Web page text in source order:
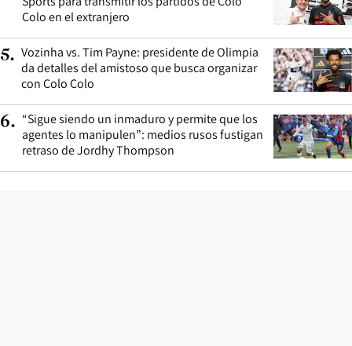
Colo en el extranjero
5. Vozinha vs. Tim Payne: presidente de Olimpia
da detalles del amistoso que busca organizar
con Colo Colo
6. “Sigue siendo un inmaduro y permite que los
agentes lo manipulen”: medios rusos fustigan
retraso de Jordhy Thompson